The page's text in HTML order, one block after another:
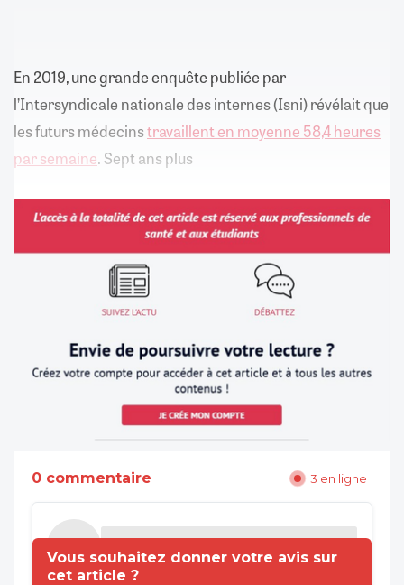
En 2019, une grande enquête publiée par
l’Intersyndicale nationale des internes (Isni) révélait que
les futurs médecinstravaillent en moyenne 58,4 heures
par semaine. Sept ans plus
0 commentaire 3 en ligne
Vous souhaitez donner votre avis sur
cet article ?